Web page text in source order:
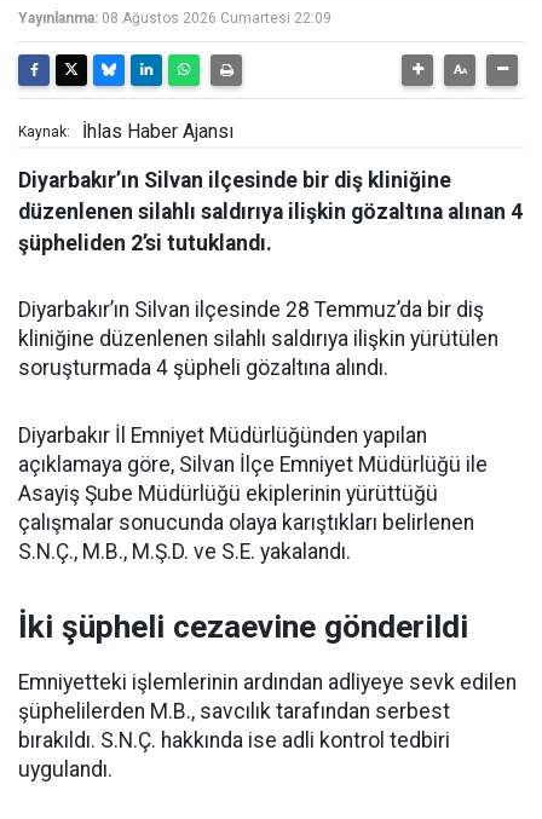
Yayınlanma: 08 Ağustos 2026 Cumartesi 22:09
Kaynak: İhlas Haber Ajansı
Diyarbakır’ın Silvan ilçesinde bir diş kliniğine
düzenlenen silahlı saldırıya ilişkin gözaltına alınan 4
şüpheliden 2’si tutuklandı.
Diyarbakır’ın Silvan ilçesinde 28 Temmuz’da bir diş
kliniğine düzenlenen silahlı saldırıya ilişkin yürütülen
soruşturmada 4 şüpheli gözaltına alındı.
Diyarbakır İl Emniyet Müdürlüğünden yapılan
açıklamaya göre, Silvan İlçe Emniyet Müdürlüğü ile
Asayiş Şube Müdürlüğü ekiplerinin yürüttüğü
çalışmalar sonucunda olaya karıştıkları belirlenen
S.N.Ç., M.B., M.Ş.D. ve S.E. yakalandı.
İki şüpheli cezaevine gönderildi
Emniyetteki işlemlerinin ardından adliyeye sevk edilen
şüphelilerden M.B., savcılık tarafından serbest
bırakıldı. S.N.Ç. hakkında ise adli kontrol tedbiri
uygulandı.